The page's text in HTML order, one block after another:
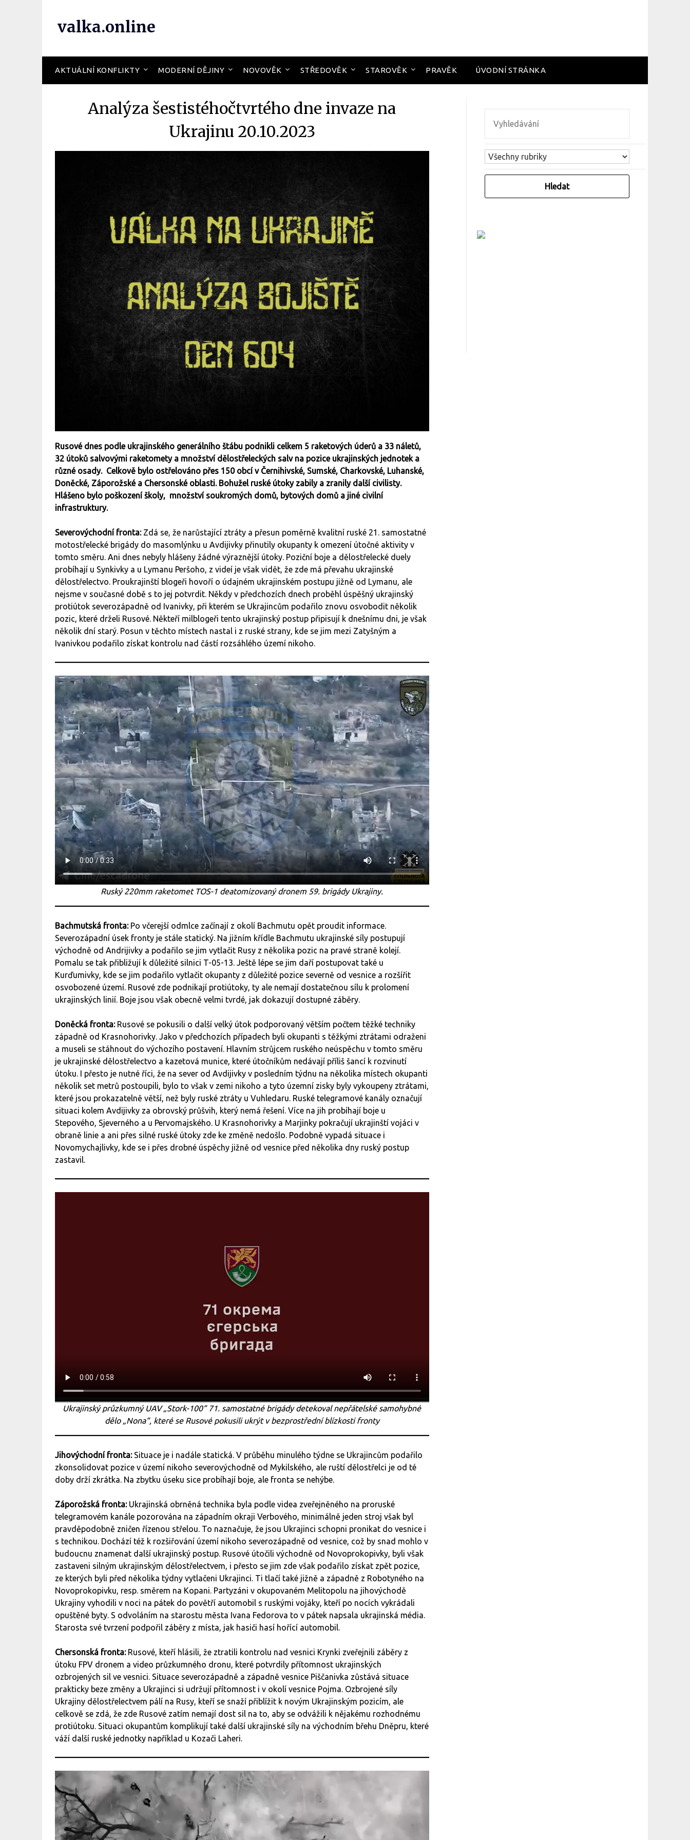
valka.online
AKTUÁLNÍ KONFLIKTY MODERNÍ DĚJINY NOVOVĚK STŘEDOVĚK STAROVĚK PRAVĚK ÚVODNÍ STRÁNKA
Analýza šestistéhočtvrtého dne invaze na
Ukrajinu 20.10.2023
Rusové dnes podle ukrajinského generálního štábu podnikli celkem 5 raketových úderů a 33 náletů,
32 útoků salvovými raketomety a množství dělostřeleckých salv na pozice ukrajinských jednotek a
různé osady. Celkově bylo ostřelováno přes 150 obcí v Černihivské, Sumské, Charkovské, Luhanské,
Doněcké, Záporožské a Chersonské oblasti. Bohužel ruské útoky zabily a zranily další civilisty.
Hlášeno bylo poškození školy, množství soukromých domů, bytových domů a jiné civilní
infrastruktury.
Severovýchodní fronta: Zdá se, že narůstající ztráty a přesun poměrně kvalitní ruské 21. samostatné
motostřelecké brigády do masomlýnku u Avdijivky přinutily okupanty k omezení útočné aktivity v
tomto směru. Ani dnes nebyly hlášeny žádné výraznější útoky. Poziční boje a dělostřelecké duely
probíhají u Synkivky a u Lymanu Peršoho, z videí je však vidět, že zde má převahu ukrajinské
dělostřelectvo. Proukrajinští blogeři hovoří o údajném ukrajinském postupu jižně od Lymanu, ale
nejsme v současné době s to jej potvrdit. Někdy v předchozích dnech proběhl úspěšný ukrajinský
protiútok severozápadně od Ivanivky, při kterém se Ukrajincům podařilo znovu osvobodit několik
pozic, které drželi Rusové. Někteří milblogeři tento ukrajinský postup připisují k dnešnímu dni, je však
několik dní starý. Posun v těchto místech nastal i z ruské strany, kde se jim mezi Zatyšným a
Ivanivkou podařilo získat kontrolu nad částí rozsáhlého území nikoho.
Ruský 220mm raketomet TOS-1 deatomizovaný dronem 59. brigády Ukrajiny.
Bachmutská fronta: Po včerejší odmlce začínají z okolí Bachmutu opět proudit informace.
Severozápadní úsek fronty je stále statický. Na jižním křídle Bachmutu ukrajinské síly postupují
východně od Andrijivky a podařilo se jim vytlačit Rusy z několika pozic na pravé straně kolejí.
Pomalu se tak přibližují k důležité silnici T-05-13. Ještě lépe se jim daří postupovat také u
Kurďumivky, kde se jim podařilo vytlačit okupanty z důležité pozice severně od vesnice a rozšířit
osvobozené území. Rusové zde podnikají protiútoky, ty ale nemají dostatečnou sílu k prolomení
ukrajinských linií. Boje jsou však obecně velmi tvrdé, jak dokazují dostupné záběry.
Doněcká fronta: Rusové se pokusili o další velký útok podporovaný větším počtem těžké techniky
západně od Krasnohorivky. Jako v předchozích případech byli okupanti s těžkými ztrátami odraženi
a museli se stáhnout do výchozího postavení. Hlavním strůjcem ruského neúspěchu v tomto směru
je ukrajinské dělostřelectvo a kazetová munice, které útočníkům nedávají příliš šancí k rozvinutí
útoku. I přesto je nutné říci, že na sever od Avdijivky v posledním týdnu na několika místech okupanti
několik set metrů postoupili, bylo to však v zemi nikoho a tyto územní zisky byly vykoupeny ztrátami,
které jsou prokazatelně větší, než byly ruské ztráty u Vuhledaru. Ruské telegramové kanály označují
situaci kolem Avdijivky za obrovský průšvih, který nemá řešení. Více na jih probíhají boje u
Stepového, Sjeverného a u Pervomajského. U Krasnohorivky a Marjinky pokračují ukrajinští vojáci v
obraně linie a ani přes silné ruské útoky zde ke změně nedošlo. Podobně vypadá situace i
Novomychajlivky, kde se i přes drobné úspěchy jižně od vesnice před několika dny ruský postup
zastavil.
Ukrajinský průzkumný UAV „Stork-100“ 71. samostatné brigády detekoval nepřátelské samohybné
dělo „Nona“, které se Rusové pokusili ukrýt v bezprostřední blízkosti fronty
Jihovýchodní fronta: Situace je i nadále statická. V průběhu minulého týdne se Ukrajincům podařilo
zkonsolidovat pozice v území nikoho severovýchodně od Mykilského, ale ruští dělostřelci je od té
doby drží zkrátka. Na zbytku úseku sice probíhají boje, ale fronta se nehýbe.
Záporožská fronta: Ukrajinská obrněná technika byla podle videa zveřejněného na proruské
telegramovém kanále pozorována na západním okraji Verbového, minimálně jeden stroj však byl
pravděpodobně zničen řízenou střelou. To naznačuje, že jsou Ukrajinci schopni pronikat do vesnice i
s technikou. Dochází též k rozšiřování území nikoho severozápadně od vesnice, což by snad mohlo v
budoucnu znamenat další ukrajinský postup. Rusové útočili východně od Novoprokopivky, byli však
zastaveni silným ukrajinským dělostřelectvem, i přesto se jim zde však podařilo získat zpět pozice,
ze kterých byli před několika týdny vytlačeni Ukrajinci. Ti tlačí také jižně a západně z Robotyného na
Novoprokopivku, resp. směrem na Kopani. Partyzáni v okupovaném Melitopolu na jihovýchodě
Ukrajiny vyhodili v noci na pátek do povětří automobil s ruskými vojáky, kteří po nocích vykrádali
opuštěné byty. S odvoláním na starostu města Ivana Fedorova to v pátek napsala ukrajinská média.
Starosta své tvrzení podpořil záběry z místa, jak hasiči hasí hořící automobil.
Chersonská fronta:Rusové, kteří hlásili, že ztratili kontrolu nad vesnici Krynki zveřejnili záběry z
útoku FPV dronem a video průzkumného dronu, které potvrdily přítomnost ukrajinských
ozbrojených sil ve vesnici. Situace severozápadně a západně vesnice Piščanivka zůstává situace
prakticky beze změny a Ukrajinci si udržují přítomnost i v okolí vesnice Pojma. Ozbrojené síly
Ukrajiny dělostřelectvem pálí na Rusy, kteří se snaží přiblížit k novým Ukrajinským pozicím, ale
celkově se zdá, že zde Rusové zatím nemají dost sil na to, aby se odvážili k nějakému rozhodnému
protiútoku. Situaci okupantům komplikují také další ukrajinské síly na východním břehu Dněpru, které
váží další ruské jednotky například u Kozači Laheri.